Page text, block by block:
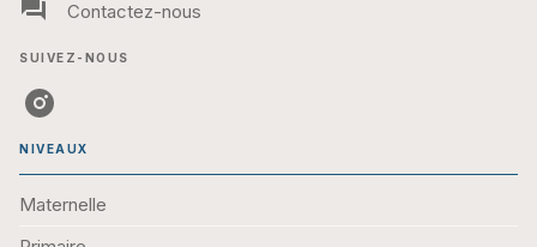
question_answer Contactez-nous
SUIVEZ-NOUS
NIVEAUX
Maternelle